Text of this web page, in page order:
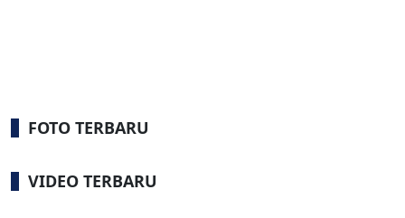
FOTO TERBARU
VIDEO TERBARU